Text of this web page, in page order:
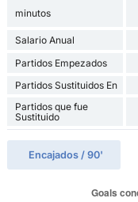
minutos
Salario Anual
Partidos Empezados
Partidos Sustituidos En
Partidos que fue
Sustituido
Encajados / 90'